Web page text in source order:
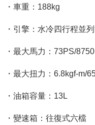
・車重：188kg
・引擎：水冷四行程並
・最大馬力：73PS/
・最大扭力：6.8kgf-m/
・油箱容量：13L
・變速箱：往復式六檔